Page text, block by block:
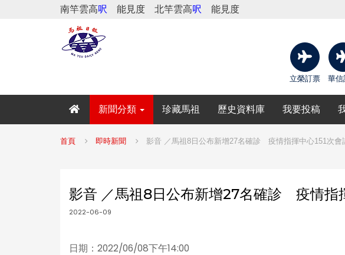
南竿雲高呎 能見度 北竿雲高呎 能見度
立榮訂票 華
新聞分類 珍藏馬祖 歷史資料庫 我要投稿
首頁 即時新聞 影音 ／馬祖8日公布新增27名確診 疫情指揮中心151次會
影音 ／馬祖8日公布新增27名確診 疫情指
2022-06-09
日期：2022/06/08下午14:00